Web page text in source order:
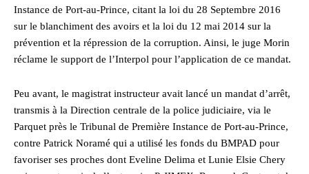
Instance de Port-au-Prince, citant la loi du 28 Septembre 2016
sur le blanchiment des avoirs et la loi du 12 mai 2014 sur la
prévention et la répression de la corruption. Ainsi, le juge Morin
réclame le support de l’Interpol pour l’application de ce mandat.
Peu avant, le magistrat instructeur avait lancé un mandat d’arrêt,
transmis à la Direction centrale de la police judiciaire, via le
Parquet près le Tribunal de Première Instance de Port-au-Prince,
contre Patrick Noramé qui a utilisé les fonds du BMPAD pour
favoriser ses proches dont Eveline Delima et Lunie Elsie Chery